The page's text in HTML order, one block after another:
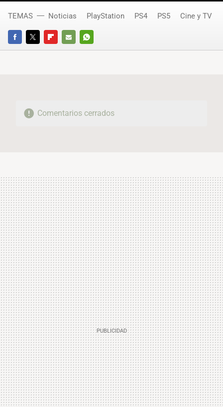
FACEBOOKTWITTERFLIPBOARD
E-
WHATSAPP
TEMAS Noticias PlayStation PS4 PS5 Cine y TV
Comentarios cerrados